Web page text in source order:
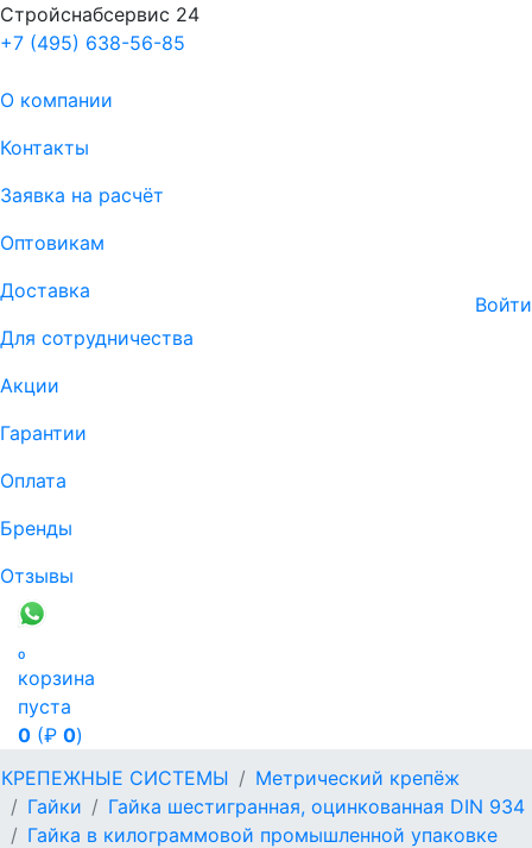
Стройснабсервис 24
+7 (495) 638-56-85
О компании
Контакты
Заявка на расчёт
Оптовикам
Доставка
Для сотрудничества
Акции
Гарантии
Оплата
Бренды
Отзывы
Войти

корзина
пуста
0 (₽ 0)
КРЕПЕЖНЫЕ СИСТЕМЫ
Метрический крепёж
Гайки
Гайка шестигранная, оцинкованная DIN 934
Гайка в килограммовой промышленной упаковке